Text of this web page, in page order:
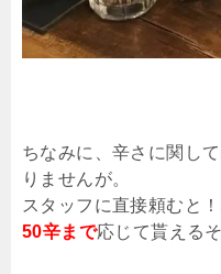
ちなみに、辛さに関し
りませんが。
スタッフに直接頼むと！
50辛まで応じて貰える